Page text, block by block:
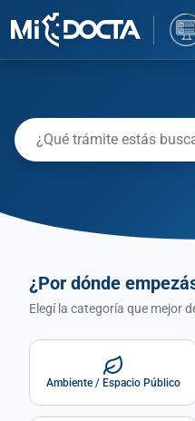
¿Por dónde
Elegí la categoría que mejor
Ambiente / Espacio Público